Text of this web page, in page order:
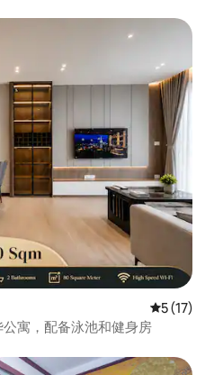
平均评分
5 (17)
寓，配备泳池和健身房